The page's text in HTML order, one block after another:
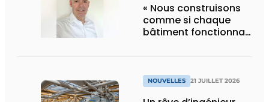
« Nous construisons
comme si chaque
bâtiment fonctionnait
» NOUVELLES 21 JUILLET 2026